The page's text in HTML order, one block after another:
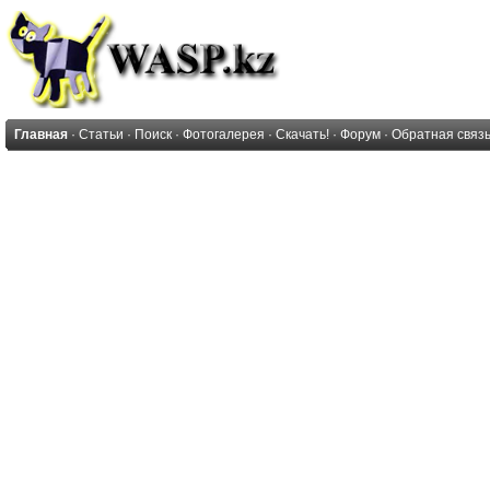
Главная · Статьи · Поиск · Фотогалерея · Скачать! · Форум · Обратная связь